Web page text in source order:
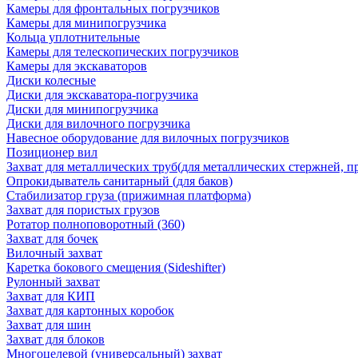
Камеры для фронтальных погрузчиков
Камеры для минипогрузчика
Кольца уплотнительные
Камеры для телескопических погрузчиков
Камеры для экскаваторов
Диски колесные
Диски для экскаватора-погрузчика
Диски для минипогрузчика
Диски для вилочного погрузчика
Навесное оборудование для вилочных погрузчиков
Позиционер вил
Захват для металлических труб(для металлических стержней,
Опрокидыватель санитарный (для баков)
Стабилизатор груза (прижимная платформа)
Захват для пористых грузов
Ротатор полноповоротный (360)
Захват для бочек
Вилочный захват
Каретка бокового смещения (Sideshifter)
Рулонный захват
Захват для КИП
Захват для картонных коробок
Захват для шин
Захват для блоков
Многоцелевой (универсальный) захват